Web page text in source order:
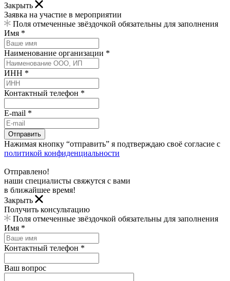
Закрыть
Заявка на участие в мероприятии
Поля отмеченные звёздочкой обязательны для заполнения
Имя *
Наименование организации *
ИНН *
Контактный телефон *
E-mail *
Отправить
Нажимая кнопку “отправить” я подтверждаю своё согласие с
политикой конфиденциальности
Отправлено!
наши специалисты свяжутся с вами
в ближайшее время!
Закрыть
Получить консультацию
Поля отмеченные звёздочкой обязательны для заполнения
Имя *
Контактный телефон *
Ваш вопрос